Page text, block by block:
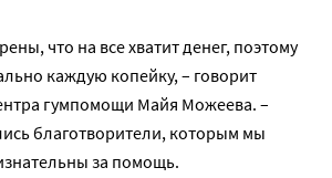
что на все хватит денег, поэтому
каждую копейку, – говорит
гумпомощи Майя Можеева. –
благотворители, которым мы
за помощь.